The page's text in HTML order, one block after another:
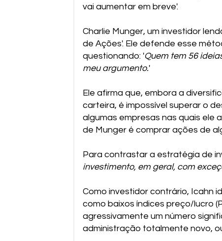
vai aumentar em breve'.
Charlie Munger, um investidor
de Ações'. Ele defende esse
questionando: 'Quem tem 56
meu argumento.'
Ele afirma que, embora a
carteira, é impossível superar o
algumas empresas nas quais ele
de Munger é comprar ações de
Para contrastar a estratégia de
investimento, em geral, com
Como investidor contrário, Icahn
como baixos índices preço/lucro
agressivamente um número
administração totalmente novo,